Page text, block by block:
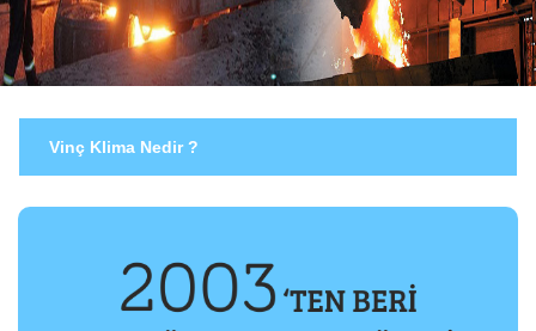
Vinç Klima Nedir ?